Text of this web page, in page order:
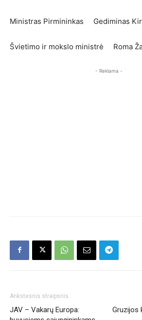
Ministras Pirmininkas Gediminas
Švietimo ir mokslo ministrė Roma
- Reklama -
Ankstesnis straipsnis
JAV – Vakarų Europa:
Gruzijos